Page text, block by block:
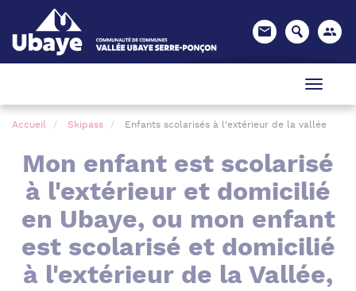
Accueil Skipass Enfants scolarisés à l'extérieur de la vallée
Mon enfant est scolarisé
à l'extérieur et domicilié
en Ubaye, ou mon enfant
est scolarisé et domicilié
à l'extérieur de la Vallée,
Panneau de gestion des cookies